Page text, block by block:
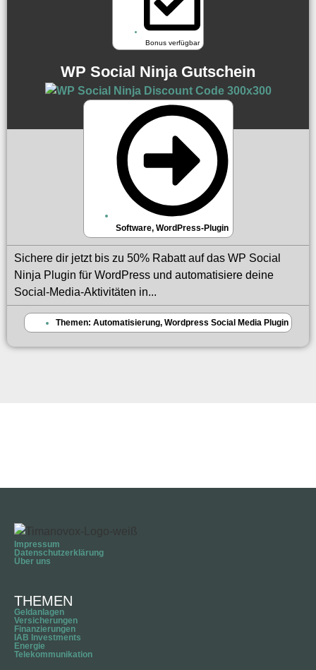
Bonus verfügbar
WP Social Ninja Gutschein
Software, WordPress-Plugin
Sichere dir jetzt bis zu 50% Rabatt auf das WP Social
Ninja Plugin für WordPress und automatisiere deine
Social-Media-Aktivitäten in...
Themen: Automatisierung, Wordpress Social Media Plugin
Impressum
Datenschutzerklärung
Über uns
THEMEN
Geldanlagen
Versicherungen
Finanzierungen
IAB Investments
Energie
Telekommunikation